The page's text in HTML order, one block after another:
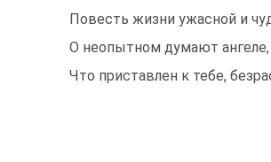
Повесть жизни ужасной и
О неопытном думают ангеле,
Что приставлен к тебе,